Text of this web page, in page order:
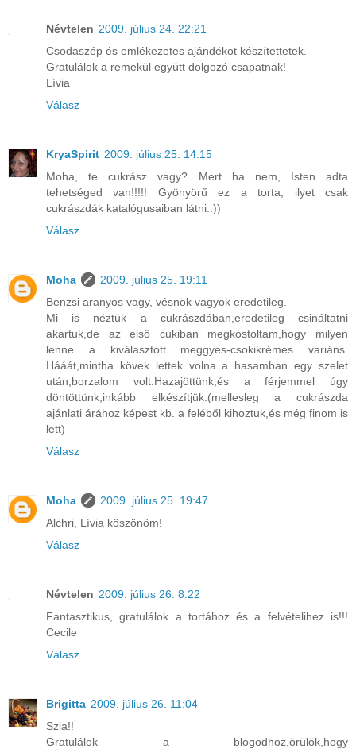
Névtelen 2009. július 24. 22:21
Csodaszép és emlékezetes ajándékot készítettetek.
Gratulálok a remekül együtt dolgozó csapatnak!
Lívia
Válasz
KryaSpirit 2009. július 25. 14:15
Moha, te cukrász vagy? Mert ha nem, Isten adta
tehetséged van!!!!! Gyönyörű ez a torta, ilyet csak
cukrászdák katalógusaiban látni.:))
Válasz
Moha
2009. július 25. 19:11
Benzsi aranyos vagy, vésnök vagyok eredetileg.
Mi is néztük a cukrászdában,eredetileg csináltatni
akartuk,de az első cukiban megkóstoltam,hogy milyen
lenne a kiválasztott meggyes-csokikrémes variáns.
Hááát,mintha kövek lettek volna a hasamban egy szelet
után,borzalom volt.Hazajöttünk,és a férjemmel úgy
döntöttünk,inkább elkészítjük.(mellesleg a cukrászda
ajánlati árához képest kb. a feléből kihoztuk,és még finom is
lett)
Válasz
Moha
2009. július 25. 19:47
Alchri, Lívia köszönöm!
Válasz
Névtelen 2009. július 26. 8:22
Fantasztikus, gratulálok a tortához és a felvételihez is!!!
Cecile
Válasz
Brigitta 2009. július 26. 11:04
Szia!!
Gratulálok a blogodhoz,örülök,hogy